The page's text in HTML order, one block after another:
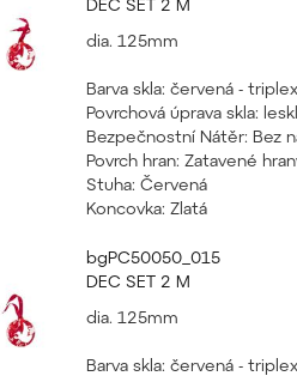
DEC SET 2 M
dia. 125mm
Barva skla: červená -
Povrchová úprava skla:
Bezpečnostní Nátěr: Bez
Povrch hran: Zatavené
Stuha: Červená
Koncovka: Zlatá
bgPC50050_015
DEC SET 2 M
dia. 125mm
Barva skla: červená -